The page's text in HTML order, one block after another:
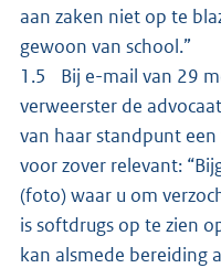
aan zaken niet op te
gewoon van school.”
1.5 Bij e-mail van 29
verweerster de
van haar standpunt
voor zover relevant:
(foto) waar u om
is softdrugs op te zien
kan alsmede bereiding